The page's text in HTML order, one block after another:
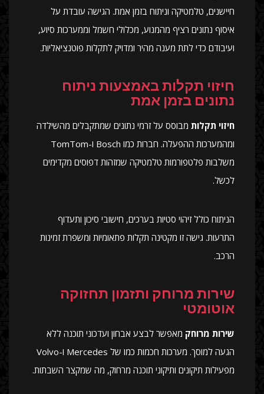
חיישנים, טלמטיקה וניתוח בזמן אמת. הגישה עובדת על
איסוף נתונים רציף מהמנוע, מכלולי חשמל וממערכות סיוע,
ועיבודם כדי לתת מענה מהיר ומדויק לתקלות פוטנציאליות.
חיזוי תקלות באמצעות ניתוח
נתונים בזמן אמת
חיזוי תקלות מבוסס על זרמי נתונים שמתקבלים מהשילדה
ומהמערכות ההפעלה. חברות כמו Bosch ו-TomTom
משלבות פלטפורמות טלמטיקה שמזהות דפוסים מקדימים
לכשל.
הניתוח כולל זיהוי סטיות בערכים, חישובי סיכון ותעדוף
התרעות. גישה זו מקטינה תקלות פתאומיות ומשפרת זמינות
הרכב.
שירות מרוחק ותזמון תחזוקה
אוטומטי
שירות מרוחק מאפשר לבצע אבחון ועדכוני תוכנה ללא
הגעה למוסך. מערכות חכמות כמו של Mercedes ו-Volvo
מפעילות תיקונים ותיקוני תוכנה מרחוק, מה שמקצר השבתות.